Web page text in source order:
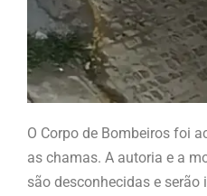
O Corpo de Bombeiros foi
as chamas. A autoria e a
são desconhecidas e